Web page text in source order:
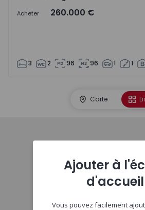
Acheter 260.000 €
3 2 96 96 1 1
Carte
Ajouter à
d'accueil
Vous pouvez facilement